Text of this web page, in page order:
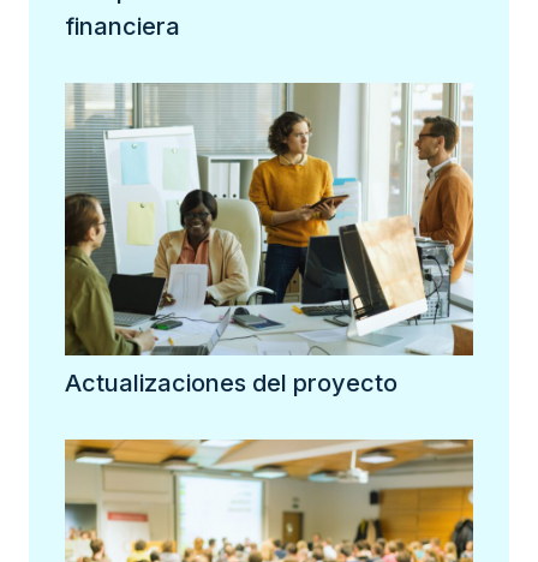
financiera
Actualizaciones del proyecto